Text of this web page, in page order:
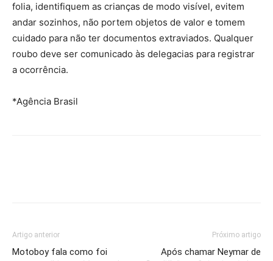
folia, identifiquem as crianças de modo visível, evitem
andar sozinhos, não portem objetos de valor e tomem
cuidado para não ter documentos extraviados. Qualquer
roubo deve ser comunicado às delegacias para registrar
a ocorrência.
*Agência Brasil
Artigo anterior
Motoboy fala como foi
Próximo artigo
Após chamar Neymar de